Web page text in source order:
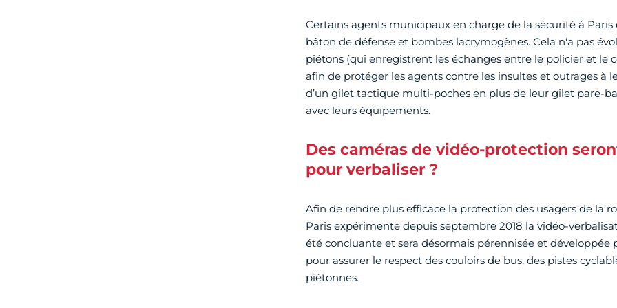
Certains agents municipaux en charge de la sécurité à
bâton de défense et bombes lacrymogènes. Cela n'a pas
piétons (qui enregistrent les échanges entre le policier et le
afin de protéger les agents contre les insultes et outrages à
d’un gilet tactique multi-poches en plus de leur gilet pare-
avec leurs équipements.
Des caméras de vidéo-protection
pour verbaliser ?
Afin de rendre plus efficace la protection des usagers de la
Paris expérimente depuis septembre 2018 la vidéo-
été concluante et sera désormais pérennisée et
pour assurer le respect des couloirs de bus, des pistes
piétonnes.